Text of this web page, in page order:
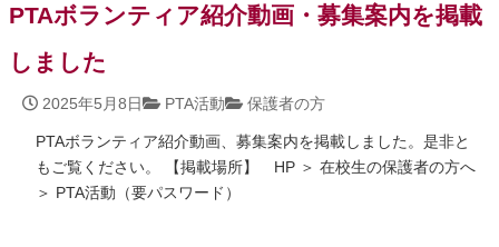
PTAボランティア紹介動画・募集案内を掲載
しました
2025年5月8日 PTA活動 保護者の方
PTAボランティア紹介動画、募集案内を掲載しました。是非と
もご覧ください。 【掲載場所】 HP ＞ 在校生の保護者の方へ
＞ PTA活動（要パスワード）